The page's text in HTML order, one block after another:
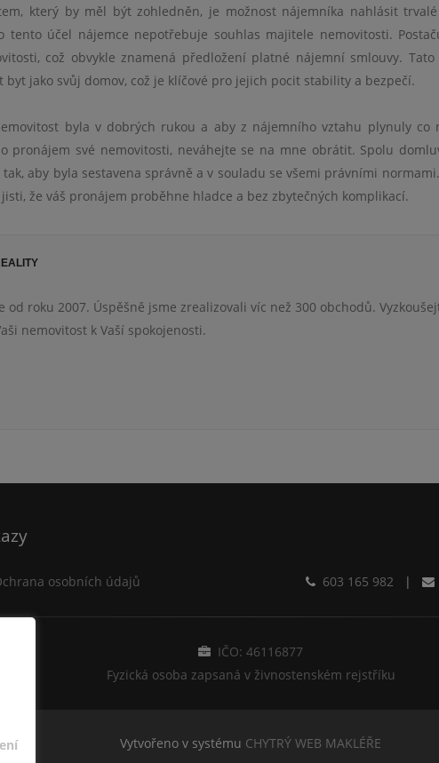
který by měl být zohledněn, je možnost nájemníka nahlásit
tento účel nájemce nepotřebuje souhlas majitele nemovitosti.
což obvykle znamená předložení platné nájemní smlouvy. Tato
jako svůj domov, což je klíčové pro jejich pocit stability a bezpečí.
byla v dobrých rukou a aby z nájemního vztahu plynuly co
pronájem své nemovitosti, neváhejte se na mne obrátit. Spolu
aby byla sestavena správně a v souladu se všemi právními
že váš pronájem proběhne hladce a bez zbytečných komplikací.
od roku 2007. Úspěšně jsme zrealizovali víc než 300 obchodů.
nemovitost k Vaší spokojenosti.
osobních údajů 603 165 982 |
IČO: 46116877
Fyzická osoba zapsaná v živnostenském rejstříku
Vytvořeno v systému CHYTRÝ WEB MAKLÉŘE